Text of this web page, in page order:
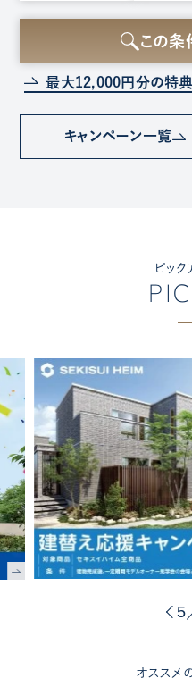
を
択
この条
最大12,000円分の特典
キャンペーン一覧
ピック
6
オススメ